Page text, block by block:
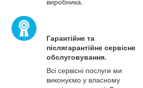
виробника.
Гарантійне та
післягарантійне сервісне
обслуговування.
Всі сервісні послуги ми
виконуємо у власному